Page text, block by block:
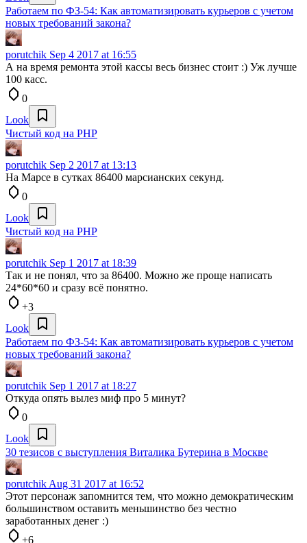
Работаем по ФЗ-54: Как автоматизировать курьеров с учетом
новых требований закона?
porutchik Sep 4 2017 at 16:55
А на время ремонта этой кассы весь бизнес стоит :) Уж лучше
100 касс.
0
Look
Чистый код на PHP
porutchik Sep 2 2017 at 13:13
На Марсе в сутках 86400 марсианских секунд.
0
Look
Чистый код на PHP
porutchik Sep 1 2017 at 18:39
Так и не понял, что за 86400. Можно же проще написать
24*60*60 и сразу всё понятно.
+3
Look
Работаем по ФЗ-54: Как автоматизировать курьеров с учетом
новых требований закона?
porutchik Sep 1 2017 at 18:27
Откуда опять вылез миф про 5 минут?
0
Look
30 тезисов с выступления Виталика Бутерина в Москве
porutchik Aug 31 2017 at 16:52
Этот персонаж запомнится тем, что можно демократическим
большинством оставить меньшинство без честно
заработанных денег :)
+6